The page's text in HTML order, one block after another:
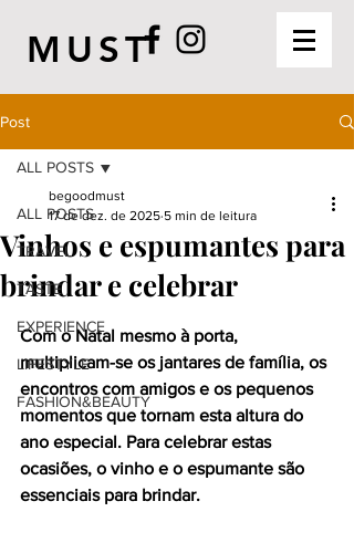
MUST
Post
ALL POSTS
TRAVEL
TASTE
EXPERIENCE
LIFESTYLE
FASHION&BEAUTY
ALL POSTS
Vinhos e espumantes para
brindar e celebrar
begoodmust
17 de dez. de 2025 5 min de leitura
Com o Natal mesmo à porta,
multiplicam-se os jantares de família, os
encontros com amigos e os pequenos
momentos que tornam esta altura do
ano especial. Para celebrar estas
ocasiões, o vinho e o espumante são
essenciais para brindar.